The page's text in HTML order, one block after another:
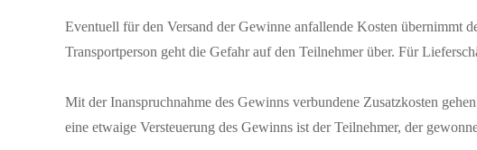
Eventuell für den Versand der Gewinne anfallende Kosten übernimmt
Transportperson geht die Gefahr auf den Teilnehmer über. Für
Mit der Inanspruchnahme des Gewinns verbundene Zusatzkosten
eine etwaige Versteuerung des Gewinns ist der Teilnehmer, der